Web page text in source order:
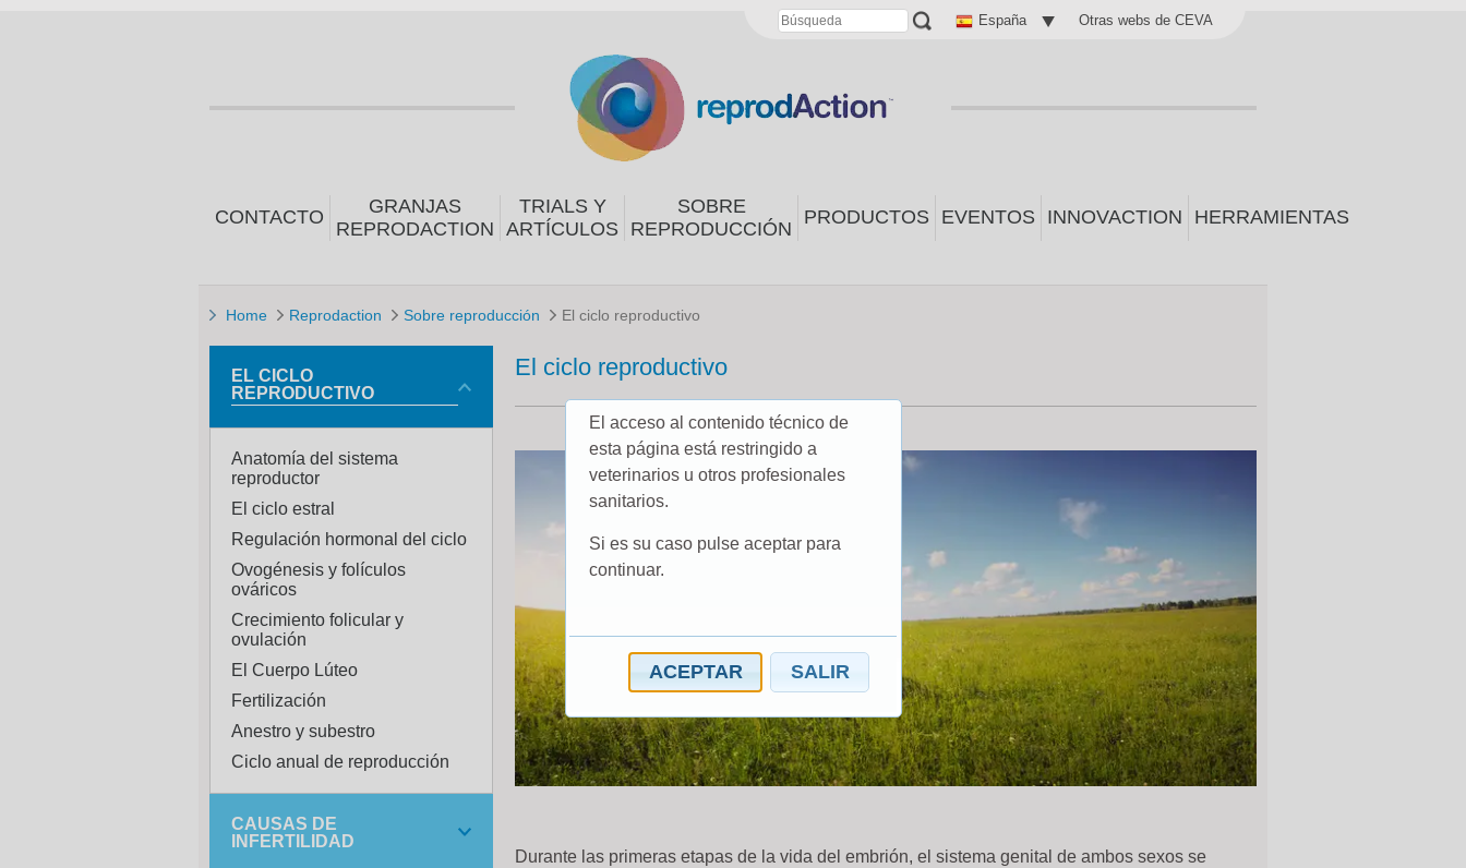
España Otras webs de CEVA
CONTACTO
GRANJAS
REPRODACTION
TRIALS Y
ARTÍCULOS
SOBRE
REPRODUCCIÓN
PRODUCTOS EVENTOS INNOVACTION HERRAMIENTAS
Home Reprodaction Sobre reproducción El ciclo reproductivo
EL CICLO
REPRODUCTIVO
Anatomía del sistema
reproductor
El ciclo estral
Regulación hormonal del ciclo
Ovogénesis y folículos
ováricos
Crecimiento folicular y
ovulación
El Cuerpo Lúteo
Fertilización
Anestro y subestro
Ciclo anual de reproducción
CAUSAS DE
INFERTILIDAD
El ciclo reproductivo
Durante las primeras etapas de la vida del embrión, el sistema genital de ambos sexos se
El acceso al contenido técnico de
esta página está restringido a
veterinarios u otros profesionales
sanitarios.
Si es su caso pulse aceptar para
continuar.
ACEPTAR SALIR